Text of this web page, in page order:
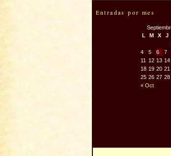
Entradas por mes
L
M X J
« Oct
4
5 6 7
11
12 13 14
18 19 20 21
25 26 27 28